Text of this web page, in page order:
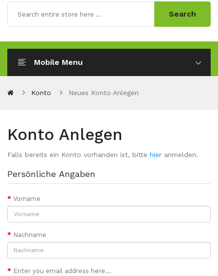
Search
Mobile Menu
Konto Neues Konto Anlegen
Konto Anlegen
Falls bereits ein Konto vorhanden ist, bitte hier anmelden.
Persönliche Angaben
Vorname
Nachname
Enter you email address here...